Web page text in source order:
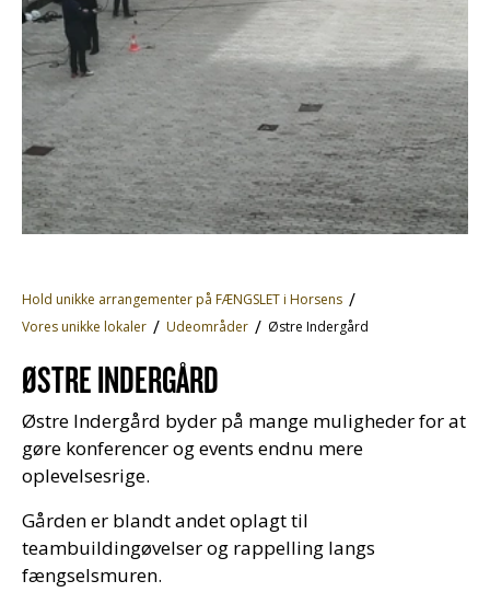
Hold unikke arrangementer på FÆNGSLET i Horsens
Vores unikke lokaler
Udeområder Østre Indergård
ØSTRE INDERGÅRD
Østre Indergård byder på mange muligheder for at
gøre konferencer og events endnu mere
oplevelsesrige.
Gården er blandt andet oplagt til
teambuildingøvelser og rappelling langs
fængselsmuren.